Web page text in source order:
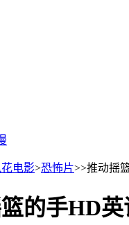
电影>恐怖片>>推动摇
的手HD英